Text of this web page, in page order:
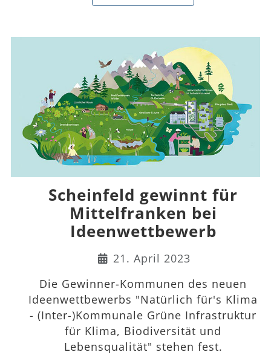
Scheinfeld gewinnt für
Mittelfranken bei
Ideenwettbewerb
Details
21. April 2023
Die Gewinner-Kommunen des neuen
Ideenwettbewerbs "Natürlich für's Klima
- (Inter-)Kommunale Grüne Infrastruktur
für Klima, Biodiversität und
Lebensqualität" stehen fest.